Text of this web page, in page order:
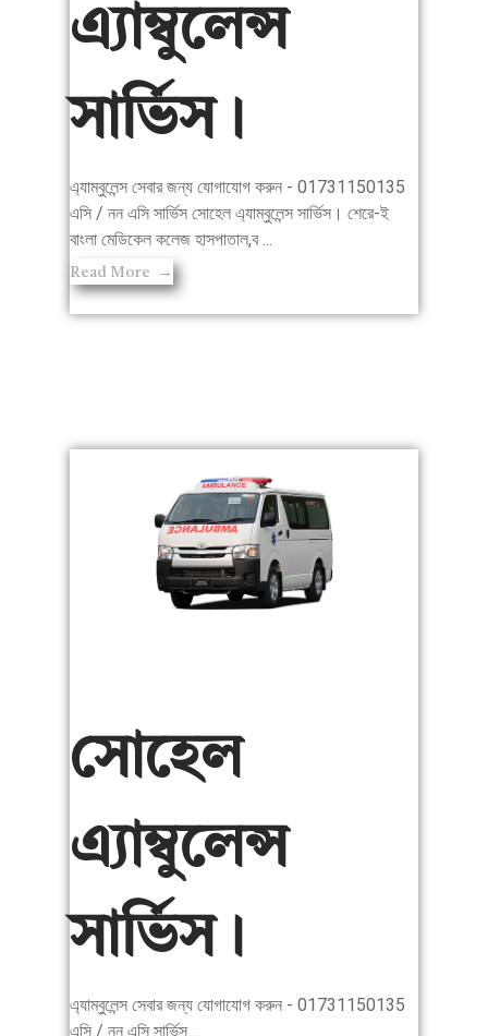
এ্যাম্বুলেন্স
সার্ভিস।
এ্যাম্বুলেন্স সেবার জন্য যোগাযোগ করুন - 01731150135
এসি / নন এসি সার্ভিস সোহেল এ্যাম্বুলেন্স সার্ভিস। শেরে-ই
বাংলা মেডিকেল কলেজ হাসপাতাল,ব ...
Read More
সোহেল
এ্যাম্বুলেন্স
সার্ভিস।
এ্যাম্বুলেন্স সেবার জন্য যোগাযোগ করুন - 01731150135
এসি / নন এসি সার্ভিস ...